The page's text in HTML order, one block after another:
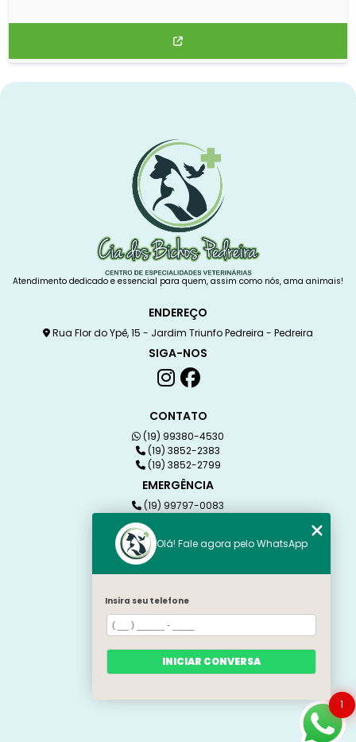
Atendimento dedicado e essencial para quem, assim como nós, ama animais!
ENDEREÇO
Rua Flor do Ypê, 15 - Jardim Triunfo Pedreira - Pedreira
SIGA-NOS
CONTATO
(19) 99380-4530
(19) 3852-2383
(19) 3852-2799
EMERGÊNCIA
(19) 99797-0083
MENU
HOME
SERVIÇOS
CATEGORIAS
MAPA DO SITE
1
Olá! Fale agora pelo WhatsApp
Insira seu telefone
INICIAR CONVERSA